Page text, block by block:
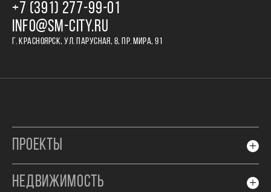
+7 (391) 277‒99‒01
INFO@SM-CITY.RU
Г. КРАСНОЯРСК, УЛ. ПАРУСНАЯ, 8, ПР. МИРА, 91
ПРОЕКТЫ
НЕДВИЖИМОСТЬ